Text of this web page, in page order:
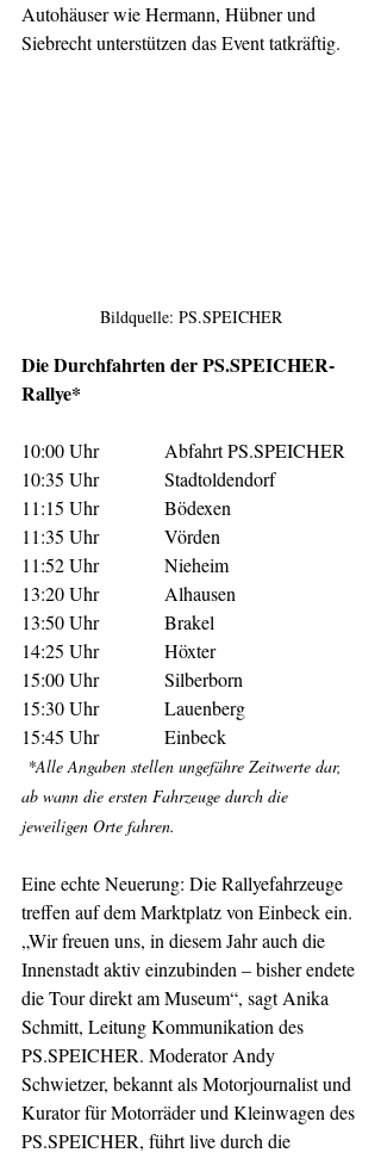
Autohäuser wie Hermann, Hübner und
Siebrecht unterstützen das Event tatkräftig.
Bildquelle: PS.SPEICHER
Die Durchfahrten der PS.SPEICHER-
Rallye*
10:00 Uhr   	Abfahrt PS.SPEICHER
10:35 Uhr    	Stadtoldendorf
11:15 Uhr     	Bödexen
11:35 Uhr     	Vörden
11:52 Uhr    	Nieheim
13:20 Uhr   	Alhausen
13:50 Uhr     	Brakel
14:25 Uhr     	Höxter
15:00 Uhr   	Silberborn
15:30 Uhr     	Lauenberg
15:45 Uhr     	Einbeck
*Alle Angaben stellen ungefähre Zeitwerte dar,
ab wann die ersten Fahrzeuge durch die
jeweiligen Orte fahren.
Eine echte Neuerung: Die Rallyefahrzeuge
treffen auf dem Marktplatz von Einbeck ein.
„Wir freuen uns, in diesem Jahr auch die
Innenstadt aktiv einzubinden – bisher endete
die Tour direkt am Museum“, sagt Anika
Schmitt, Leitung Kommunikation des
PS.SPEICHER. Moderator Andy
Schwietzer, bekannt als Motorjournalist und
Kurator für Motorräder und Kleinwagen des
PS.SPEICHER, führt live durch die